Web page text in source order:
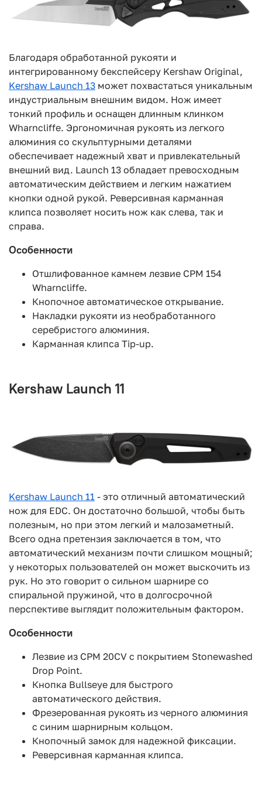
Благодаря обработанной рукояти и
интегрированному бекспейсеру Kershaw Original,
Kershaw Launch 13 может похвастаться уникальным
индустриальным внешним видом. Нож имеет
тонкий профиль и оснащен длинным клинком
Wharncliffe. Эргономичная рукоять из легкого
алюминия со скульптурными деталями
обеспечивает надежный хват и привлекательный
внешний вид. Launch 13 обладает превосходным
автоматическим действием и легким нажатием
кнопки одной рукой. Реверсивная карманная
клипса позволяет носить нож как слева, так и
справа.
Особенности
Отшлифованное камнем лезвие CPM 154
Wharncliffe.
Кнопочное автоматическое открывание.
Накладки рукояти из необработанного
серебристого алюминия.
Карманная клипса Tip-up.
Kershaw Launch 11
Kershaw Launch 11 - это отличный автоматический
нож для EDC. Он достаточно большой, чтобы быть
полезным, но при этом легкий и малозаметный.
Всего одна претензия заключается в том, что
автоматический механизм почти слишком мощный;
у некоторых пользователей он может выскочить из
рук. Но это говорит о сильном шарнире со
спиральной пружиной, что в долгосрочной
перспективе выглядит положительным фактором.
Особенности
Лезвие из CPM 20CV с покрытием Stonewashed
Drop Point.
Кнопка Bullseye для быстрого
автоматического действия.
Фрезерованная рукоять из черного алюминия
с синим шарнирным кольцом.
Кнопочный замок для надежной фиксации.
Реверсивная карманная клипса.